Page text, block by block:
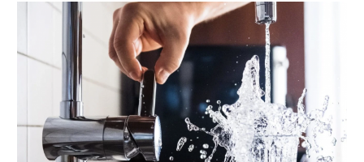
huele
a
gasolina’
(El
Financiero)